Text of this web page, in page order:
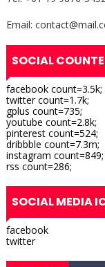
Email:
SOCIAL
facebook count=3.5k;
twitter count=1.7k;
gplus count=735;
youtube count=2.8k;
pinterest count=524;
dribbble count=7.3m;
instagram count=849;
rss count=286;
SOCIAL MEDIA
facebook
twitter